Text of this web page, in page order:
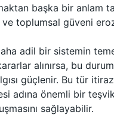
başka bir anlam
toplumsal güveni
adil bir sistemin
alınırsa, bu
güçlenir. Bu tür
adına önemli bir
sağlayabilir.